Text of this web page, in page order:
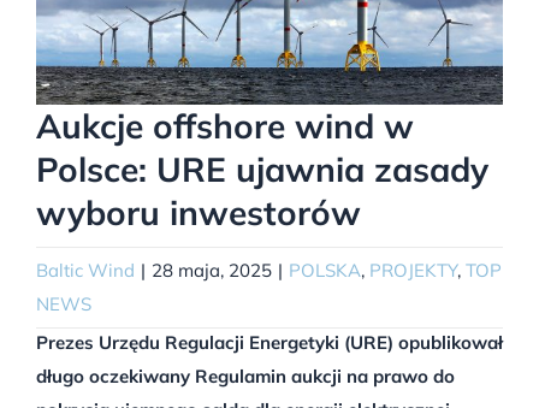
Aukcje offshore wind w
Polsce: URE ujawnia zasady
wyboru inwestorów
Baltic Wind | 28 maja, 2025 | POLSKA, PROJEKTY, TOP
NEWS
Prezes Urzędu Regulacji Energetyki (URE) opublikował
długo oczekiwany Regulamin aukcji na prawo do